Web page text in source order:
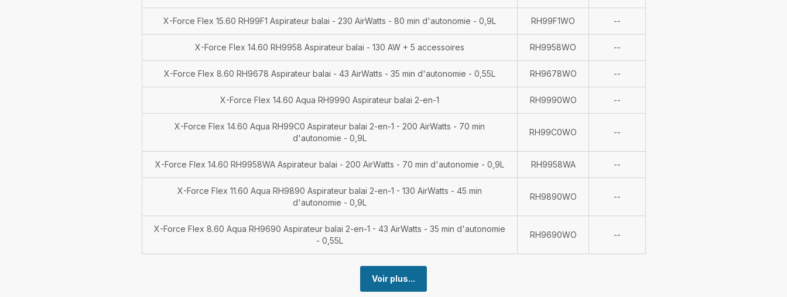
X-Force Flex 15.60 RH99F1 Aspirateur balai - 230 AirWatts - 80 min d'autonomie - 0,9L RH99F1WO --
X-Force Flex 14.60 RH9958 Aspirateur balai - 130 AW + 5 accessoires RH9958WO --
X-Force Flex 8.60 RH9678 Aspirateur balai - 43 AirWatts - 35 min d'autonomie - 0,55L RH9678WO --
X-Force Flex 14.60 Aqua RH9990 Aspirateur balai 2-en-1 RH9990WO --
X-Force Flex 14.60 Aqua RH99C0 Aspirateur balai 2-en-1 - 200 AirWatts - 70 min
d'autonomie - 0,9L
RH99C0WO --
X-Force Flex 14.60 RH9958WA Aspirateur balai - 200 AirWatts - 70 min d'autonomie - 0,9L RH9958WA --
X-Force Flex 11.60 Aqua RH9890 Aspirateur balai 2-en-1 - 130 AirWatts - 45 min
d'autonomie - 0,9L
RH9890WO --
X-Force Flex 8.60 Aqua RH9690 Aspirateur balai 2-en-1 - 43 AirWatts - 35 min d'autonomie
- 0,55L
RH9690WO --
Voir plus...